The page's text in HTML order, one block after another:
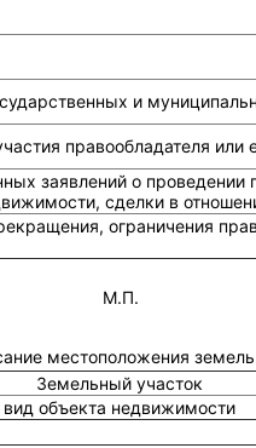
и
правообладателя или
заявлений о проведении
сделки в
ограничения
М.П.
местоположения
Земельный участок
вид объекта недвижимости